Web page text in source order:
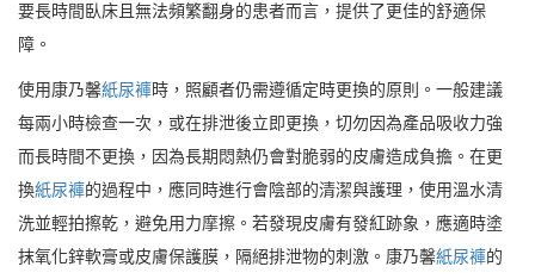
要長時間臥床且無法頻繁翻身的患者而言，提供了更佳的舒適保
障。
使用康乃馨紙尿褲時，照顧者仍需遵循定時更換的原則。一般建議
每兩小時檢查一次，或在排泄後立即更換，切勿因為產品吸收力強
而長時間不更換，因為長期悶熱仍會對脆弱的皮膚造成負擔。在更
換紙尿褲的過程中，應同時進行會陰部的清潔與護理，使用溫水清
洗並輕拍擦乾，避免用力摩擦。若發現皮膚有發紅跡象，應適時塗
抹氧化鋅軟膏或皮膚保護膜，隔絕排泄物的刺激。康乃馨紙尿褲的